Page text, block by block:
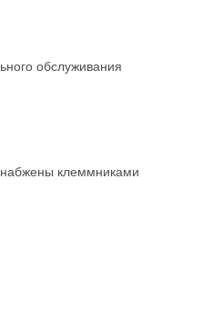
обслуживания
клеммниками